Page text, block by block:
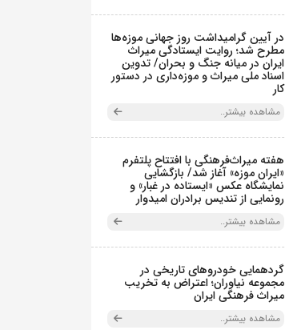
در آیین گرامیداشت روز جهانی موزه‌ها
مطرح شد؛ روایت ایستادگی میراث
ایران در میانه جنگ و بحران/ تدوین
اسناد ملی میراث و موزه‌داری در دستور
کار
مشاهده بیشتر..
هفته میراث‌فرهنگی با افتتاح پلتفرم
«ایران موزه» آغاز شد/ بازگشایی
نمایشگاه عکس «ایستاده در غبار» و
رونمایی از تندیس برادران امیدوار
مشاهده بیشتر..
گردهمایی خودروهای تاریخی در
مجموعه نیاوران؛ اعتراض به تخریب
میراث فرهنگی ایران
مشاهده بیشتر..